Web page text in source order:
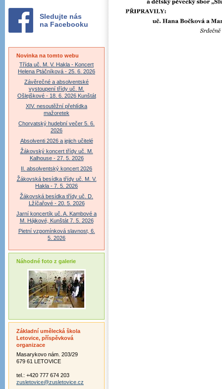
Sledujte nás
na Facebooku
Novinka na tomto webu
Třída uč. M. V. Hakla - Koncert
Helena Ptáčníková - 25. 6. 2026
Závěrečné a absolventské
vystoupení třídy uč. M.
Ošlejškové - 18. 6. 2026 Kunštát
XIV. nesoutěžní přehlídka
mažoretek
Chorvatský hudební večer 5. 6.
2026
Absolventi 2026 a jejich učitelé
Žákovský koncert třídy uč. M.
Kalhouse - 27. 5. 2026
II. absolventský koncert 2026
Žákovská besídka třídy uč. M. V.
Hakla - 7. 5. 2026
Žákovská besídka třídy uč. D.
Lžíčařové - 20. 5. 2026
Jarní koncertík uč. A. Kambové a
M. Hájkové, Kunštát 7. 5. 2026
Pietní vzpomínková slavnost, 6.
5. 2026
Náhodné foto z galerie
Základní umělecká škola
Letovice, příspěvková
organizace
Masarykovo nám. 203/29
679 61 LETOVICE
tel.: +420 777 674 203
zusletovice@zusletovice.cz